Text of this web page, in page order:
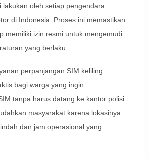
lakukan oleh setiap pengendara
di Indonesia. Proses ini memastikan
memiliki izin resmi untuk mengemudi
yang berlaku.
perpanjangan SIM keliling
bagi warga yang ingin
tanpa harus datang ke kantor polisi.
masyarakat karena lokasinya
dan jam operasional yang